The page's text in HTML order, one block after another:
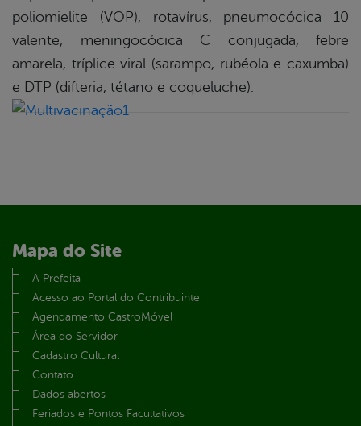
poliomielite (VOP), rotavírus, pneumocócica 10
valente, meningocócica C conjugada, febre
amarela, tríplice viral (sarampo, rubéola e caxumba)
e DTP (difteria, tétano e coqueluche).
Mapa do Site
A Prefeita
Acesso ao Portal do Contribuinte
Agendamento CastroMóvel
Área do Servidor
Cadastro Cultural
Contato
Dados abertos
Feriados e Pontos Facultativos